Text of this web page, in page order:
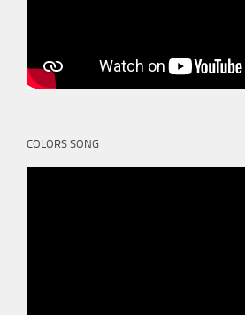
COLORS SONG